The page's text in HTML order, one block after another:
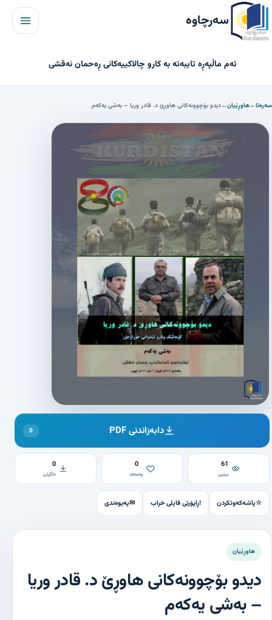
سەرچاوە
ئەم ماڵپەڕە تایبەتە بە کارو چالاکییەکانی ڕەحمان نەقشی
مێنیو
سەرەتا←هاوڕێیان←دیدو بۆچوونەکانی هاوڕێ د. قادر وریا – بەشی یەکەم
دابەزاندنی PDF 0
61
بینین
0
پەسەند
0
داگرتن
☆پاشەکەوتکردن !ڕاپۆرتی فایلی خراب ✉پەیوەندی
هاوڕێیان
دیدو بۆچوونەکانی هاوڕێ د. قادر وریا
– بەشی یەکەم